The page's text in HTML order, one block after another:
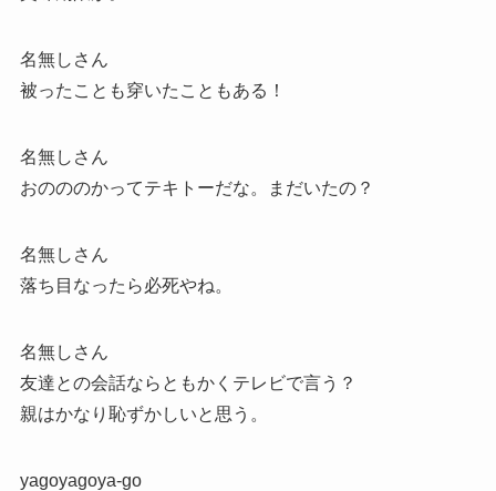
名無しさん
被ったことも穿いたこともある！
名無しさん
おのののかってテキトーだな。まだいたの？
名無しさん
落ち目なったら必死やね。
名無しさん
友達との会話ならともかくテレビで言う？
親はかなり恥ずかしいと思う。
yagoyagoya-go